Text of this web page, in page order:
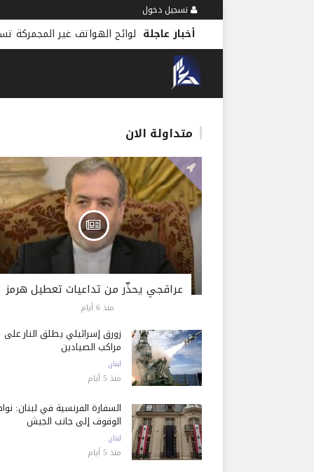
تسجيل دخول
أخبار عاجلة لوائح الهواتف غير المجمركة
متداولة الان
عراقجي يحذّر من تداعيات تعطيل هرمز
منذ 6 أيام
زورق إسرائيلي يطلق النار على
مراكب الصيادين
لبنان
منذ 5 أيام
السفارة الفرنسية في لبنان:
الوقوف إلى جانب الجيش
لبنان
منذ 5 أيام